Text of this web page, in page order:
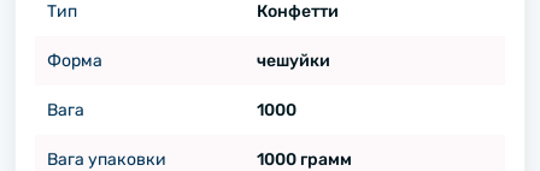
Тип Конфетти
Форма чешуйки
Вага 1000
Вага упаковки 1000 грамм